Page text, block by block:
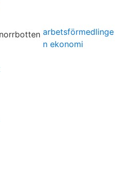
arbetsförmedlinge
n ekonomi